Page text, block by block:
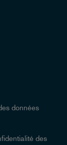
données
des